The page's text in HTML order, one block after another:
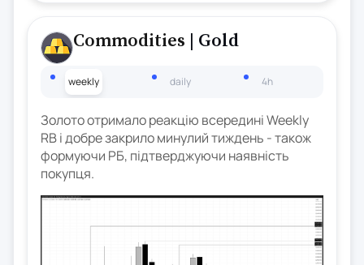
Commodities | Gold
weekly daily 4h
Золото отримало реакцію всередині Weekly
RB і добре закрило минулий тиждень - також
формуючи РБ, підтверджуючи наявність
покупця.